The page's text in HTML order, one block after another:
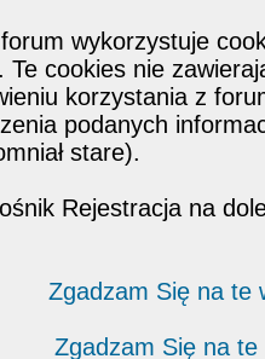
wykorzystuje
Te cookies nie
korzystania z
podanych
stare).
Rejestracja na
Zgadzam Się na te
Zgadzam Się na